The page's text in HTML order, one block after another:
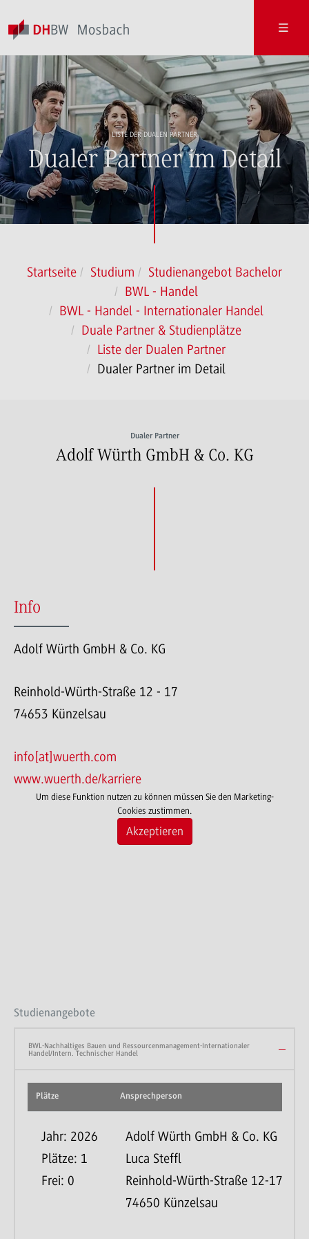
LISTE DER DUALEN PARTNER
Dualer Partner im Detail
Startseite Studium
Studienangebot Bachelor
BWL - Handel
BWL - Handel - Internationaler Handel
Duale Partner & Studienplätze
Liste der Dualen Partner
Dualer Partner im Detail
Dualer Partner
Adolf Würth GmbH & Co. KG
Info
Adolf Würth GmbH & Co. KG
Reinhold-Würth-Straße 12 - 17
74653 Künzelsau
info[at]wuerth.com
www.wuerth.de/karriere
Um diese Funktion nutzen zu können müssen Sie den Marketing-
Cookies zustimmen.
Akzeptieren
Studienangebote
BWL-Nachhaltiges Bauen und Ressourcenmanagement-Internationaler
Handel/Intern. Technischer Handel
Plätze Ansprechperson
Jahr: 2026
Plätze: 1
Frei: 0
Adolf Würth GmbH & Co. KG
Luca Steffl
Reinhold-Würth-Straße 12-17
74650 Künzelsau